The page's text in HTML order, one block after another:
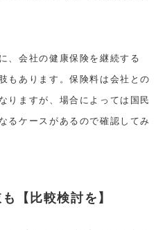
、会社の健康保険を継続する
もあります。保険料は会社との
りますが、場合によっては国民
るケースがあるので確認してみ
【比較検討を】